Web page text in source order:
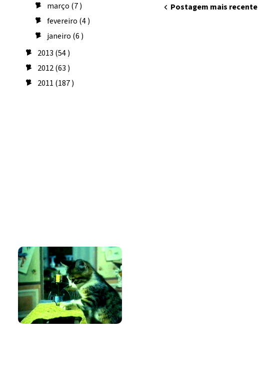
► março (7 )
►fevereiro (4 )
► janeiro (6 )
► 2013 (54 )
► 2012(63 )
► 2011 (187 )
chevron_left Postagem mais recente